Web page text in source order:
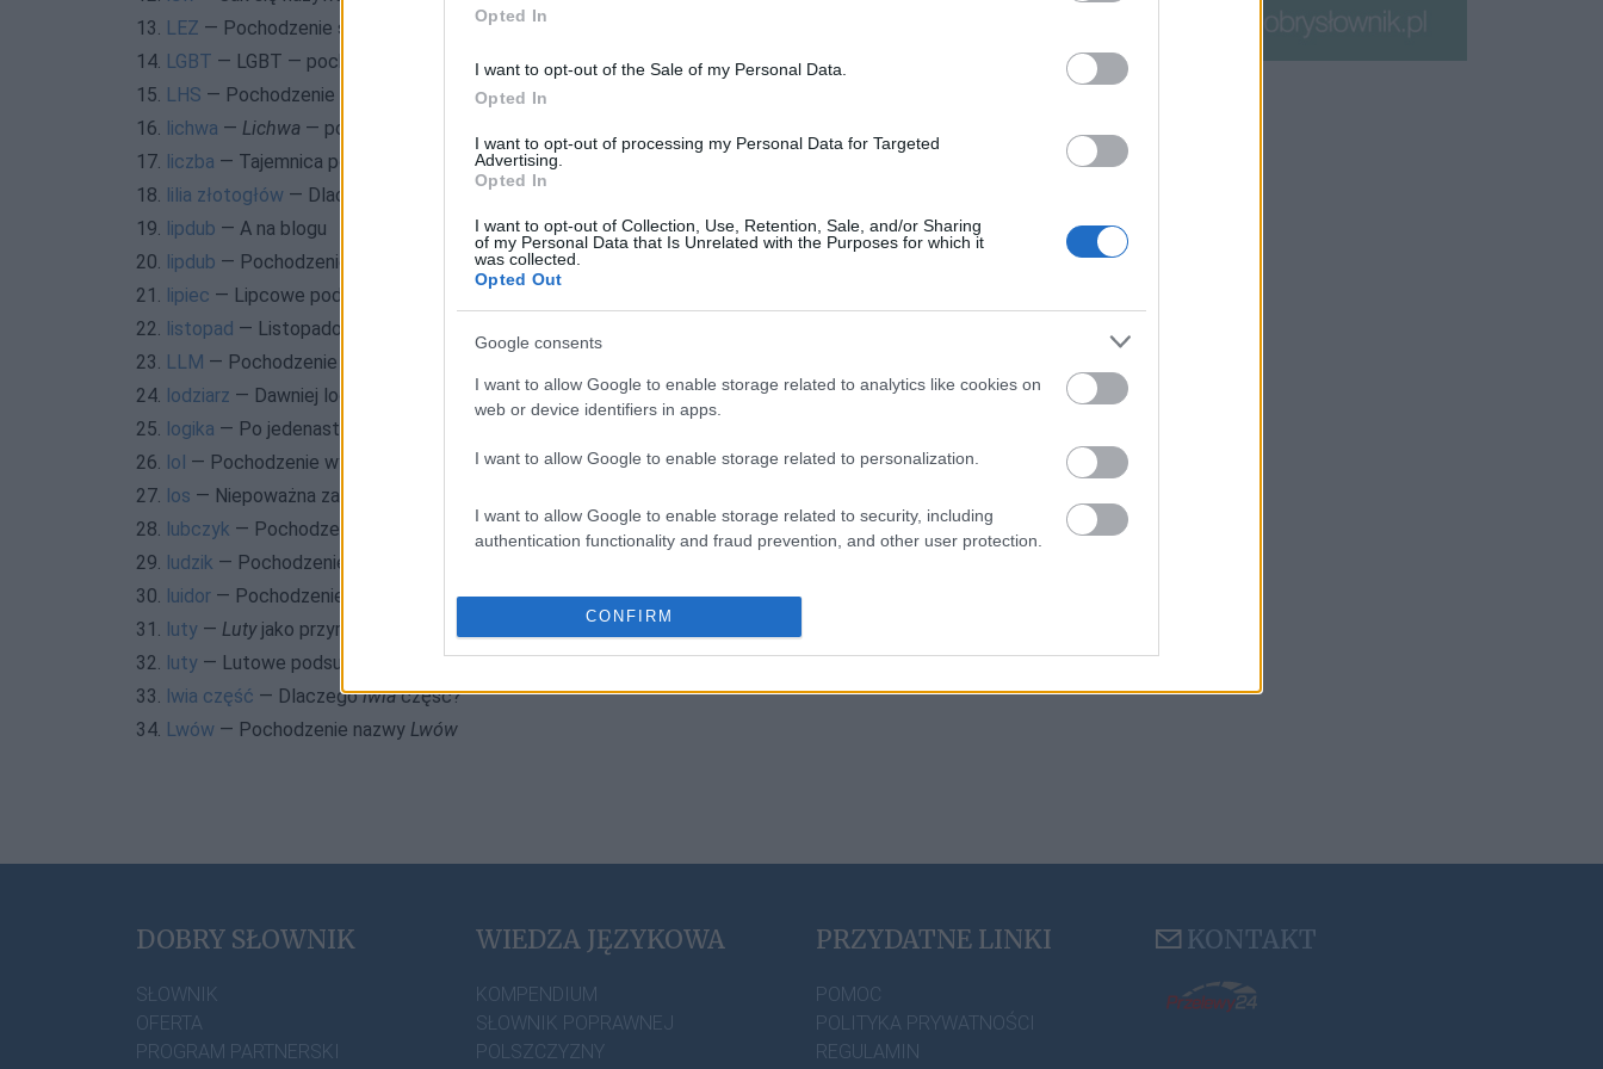
Opted In
I want to opt-out of the Sale of my Personal Data.
Opted In
I want to opt-out of processing my Personal Data for Targeted
Advertising.
Opted In
I want to opt-out of Collection, Use, Retention, Sale, and/or Sharing
of my Personal Data that Is Unrelated with the Purposes for which it
was collected.
Opted Out
Google consents
I want to allow Google to enable storage related to analytics like cookies on
web or device identifiers in apps.
I want to allow Google to enable storage related to personalization.
I want to allow Google to enable storage related to security, including
authentication functionality and fraud prevention, and other user protection.
CONFIRM
13. LEZ — Pochodzenie skrótowca
14. LGBT — LGBT — pochodzenie skrótu
15. LHS — Pochodzenie
16. lichwa — Lichwa — pochodzenie wyrazu
17. liczba — Tajemnica podawania liczby mnogiej w słowniku
18. lilia złotogłów — Dlaczego złotogłów?
19. lipdub — A na blogu
20. lipdub — Pochodzenie słowa
21. lipiec — Lipcowe podsumowania na blogu
22. listopad — Listopadowe podsumowania na blogu
23. LLM — Pochodzenie
24. lodziarz — Dawniej lodziarze sprzedawali...
25. logika — Po jedenaste: nie logizuj
26. lol — Pochodzenie wyrażenia
27. los — Niepoważna zagadka
28. lubczyk — Pochodzenie słowa lubczyk i inne tajemnicze historie
29. ludzik — Pochodzenie wyrazu
30. luidor — Pochodzenie słowa
31. luty — Lutyjako przymiotnik
32. luty — Lutowe podsumowania na blogu
33. lwia część — Dlaczegolwiaczęść?
34. Lwów — Pochodzenie nazwy Lwów
DOBRY SŁOWNIK
SŁOWNIK
OFERTA
PROGRAM PARTNERSKI
WIEDZA JĘZYKOWA
KOMPENDIUM
SŁOWNIK POPRAWNEJ
POLSZCZYZNY
PRZYDATNE LINKI
POMOC
POLITYKA PRYWATNOŚCI
REGULAMIN
KONTAKT